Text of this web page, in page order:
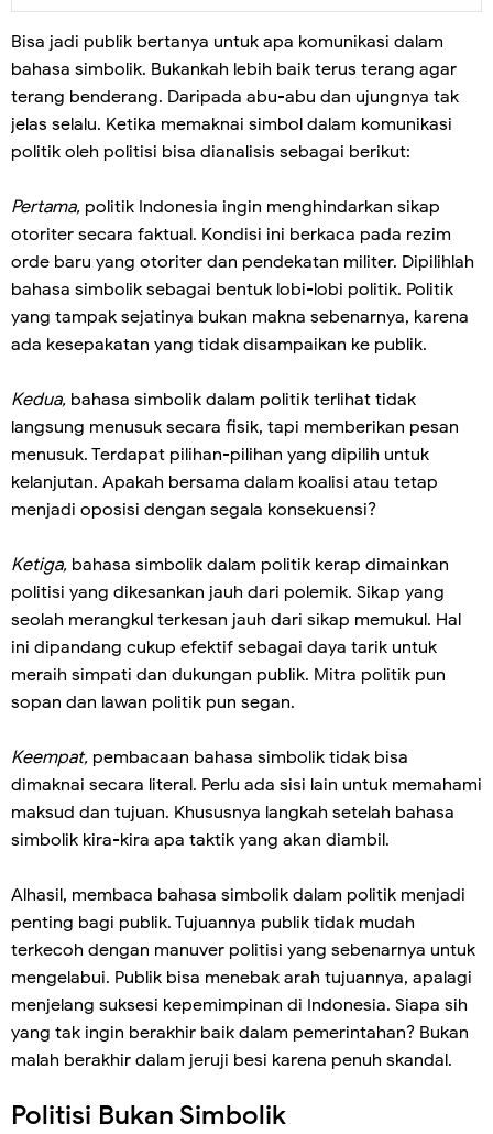
Bisa jadi publik bertanya untuk apa komunikasi dalam
bahasa simbolik. Bukankah lebih baik terus terang agar
terang benderang. Daripada abu-abu dan ujungnya tak
jelas selalu. Ketika memaknai simbol dalam komunikasi
politik oleh politisi bisa dianalisis sebagai berikut:
Pertama, politik Indonesia ingin menghindarkan sikap
otoriter secara faktual. Kondisi ini berkaca pada rezim
orde baru yang otoriter dan pendekatan militer. Dipilihlah
bahasa simbolik sebagai bentuk lobi-lobi politik. Politik
yang tampak sejatinya bukan makna sebenarnya, karena
ada kesepakatan yang tidak disampaikan ke publik.
Kedua, bahasa simbolik dalam politik terlihat tidak
langsung menusuk secara fisik, tapi memberikan pesan
menusuk. Terdapat pilihan-pilihan yang dipilih untuk
kelanjutan. Apakah bersama dalam koalisi atau tetap
menjadi oposisi dengan segala konsekuensi?
Ketiga, bahasa simbolik dalam politik kerap dimainkan
politisi yang dikesankan jauh dari polemik. Sikap yang
seolah merangkul terkesan jauh dari sikap memukul. Hal
ini dipandang cukup efektif sebagai daya tarik untuk
meraih simpati dan dukungan publik. Mitra politik pun
sopan dan lawan politik pun segan.
Keempat, pembacaan bahasa simbolik tidak bisa
dimaknai secara literal. Perlu ada sisi lain untuk memahami
maksud dan tujuan. Khususnya langkah setelah bahasa
simbolik kira-kira apa taktik yang akan diambil.
Alhasil, membaca bahasa simbolik dalam politik menjadi
penting bagi publik. Tujuannya publik tidak mudah
terkecoh dengan manuver politisi yang sebenarnya untuk
mengelabui. Publik bisa menebak arah tujuannya, apalagi
menjelang suksesi kepemimpinan di Indonesia. Siapa sih
yang tak ingin berakhir baik dalam pemerintahan? Bukan
malah berakhir dalam jeruji besi karena penuh skandal.
Politisi Bukan Simbolik